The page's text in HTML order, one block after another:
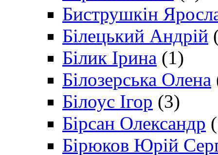
Биструшкін
Білецький Андрій
Білик Ірина (1)
Білозерська Олена
Білоус Ігор (3)
Бірсан Олександр
Бірюков Юрій